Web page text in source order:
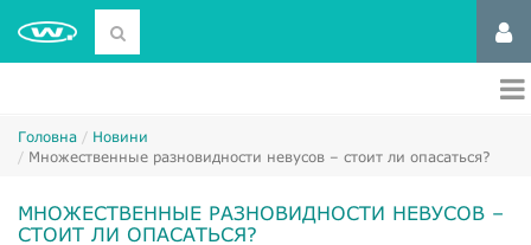
Головна
Новини
Множественные разновидности невусов – стоит ли опасаться?
МНОЖЕСТВЕННЫЕ РАЗНОВИДНОСТИ НЕВУСОВ –
СТОИТ ЛИ ОПАСАТЬСЯ?